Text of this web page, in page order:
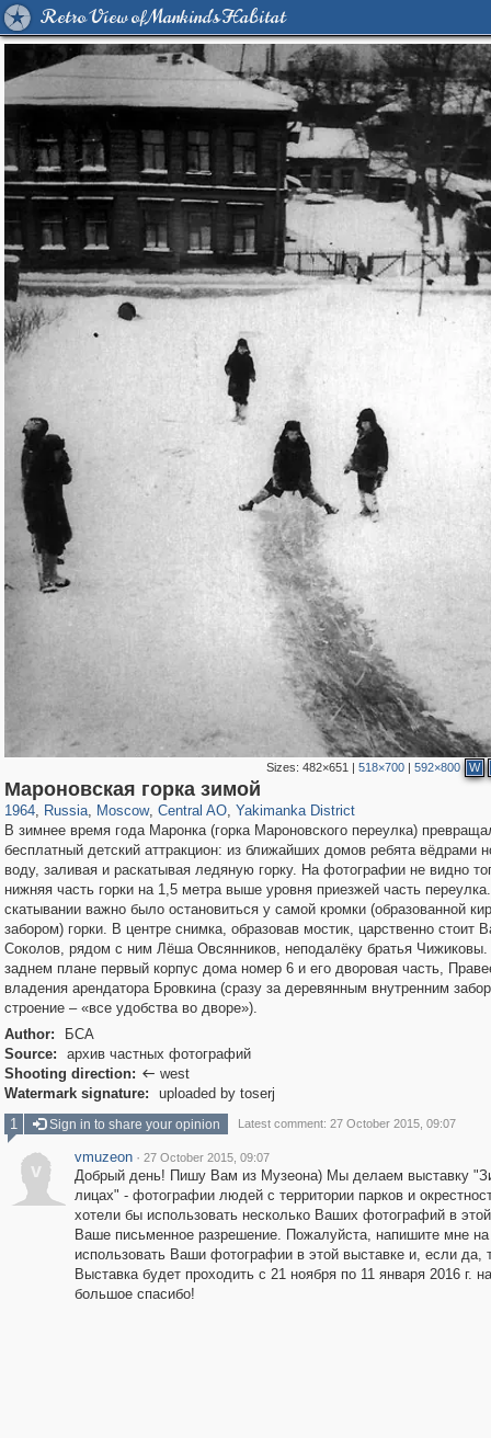
Retro View of Mankind's Habitat
Sizes:482×651 |518×700 |592×800 W
Мароновская горка зимой
1964, Russia
1,407,361 29,248
, Moscow
319,882 8,286
, Central AO
160,021 5,916
, Yakimanka District
13,378
В зимнее время года Маронка (горка Мароновского переулка)
бесплатный детский аттракцион: из ближайших домов ребята вёдрами
воду, заливая и раскатывая ледяную горку. На фотографии не видно
нижняя часть горки на 1,5 метра выше уровня приезжей часть
скатывании важно было остановиться у самой кромки (образованной
забором) горки. В центре снимка, образовав мостик, царственно стоит
Соколов, рядом с ним Лёша Овсянников, неподалёку братья
заднем плане первый корпус дома номер 6 и его дворовая часть,
владения арендатора Бровкина (сразу за деревянным внутренним
строение – «все удобства во дворе»).
Author:
БСА
Source:
архив частных фотографий
Shooting direction:  west
Watermark signature:
uploaded by toserj
1
Sign in to share your opinion Latest comment: 27 October 2015, 09:07
v
vmuzeon · 27 October 2015, 09:07
Добрый день! Пишу Вам из Музеона) Мы делаем выставку
лицах" - фотографии людей с территории парков и
хотели бы использовать несколько Ваших фотографий в
Ваше письменное разрешение. Пожалуйста, напишите мне
использовать Ваши фотографии в этой выставке и, если
Выставка будет проходить с 21 ноября по 11 января 2016 г.
большое спасибо!